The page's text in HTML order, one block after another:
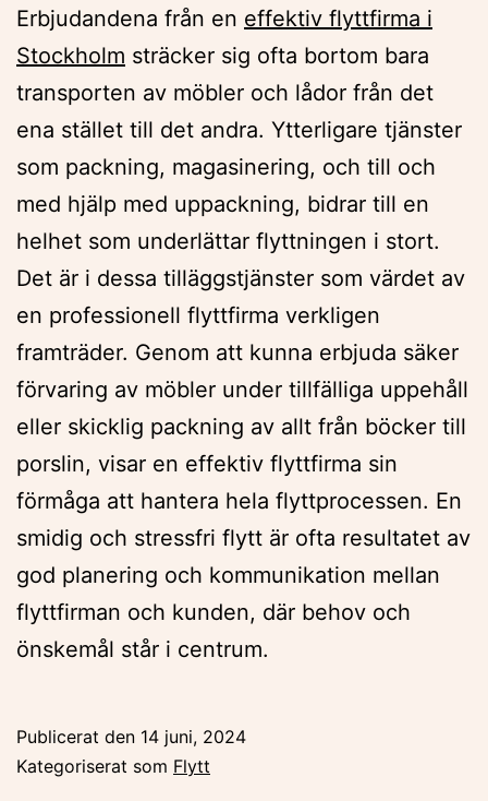
Erbjudandena från en effektiv flyttfirma i
Stockholm sträcker sig ofta bortom bara
transporten av möbler och lådor från det
ena stället till det andra. Ytterligare tjänster
som packning, magasinering, och till och
med hjälp med uppackning, bidrar till en
helhet som underlättar flyttningen i stort.
Det är i dessa tilläggstjänster som värdet av
en professionell flyttfirma verkligen
framträder. Genom att kunna erbjuda säker
förvaring av möbler under tillfälliga uppehåll
eller skicklig packning av allt från böcker till
porslin, visar en effektiv flyttfirma sin
förmåga att hantera hela flyttprocessen. En
smidig och stressfri flytt är ofta resultatet av
god planering och kommunikation mellan
flyttfirman och kunden, där behov och
önskemål står i centrum.
Publicerat den 14 juni, 2024
Kategoriserat som Flytt